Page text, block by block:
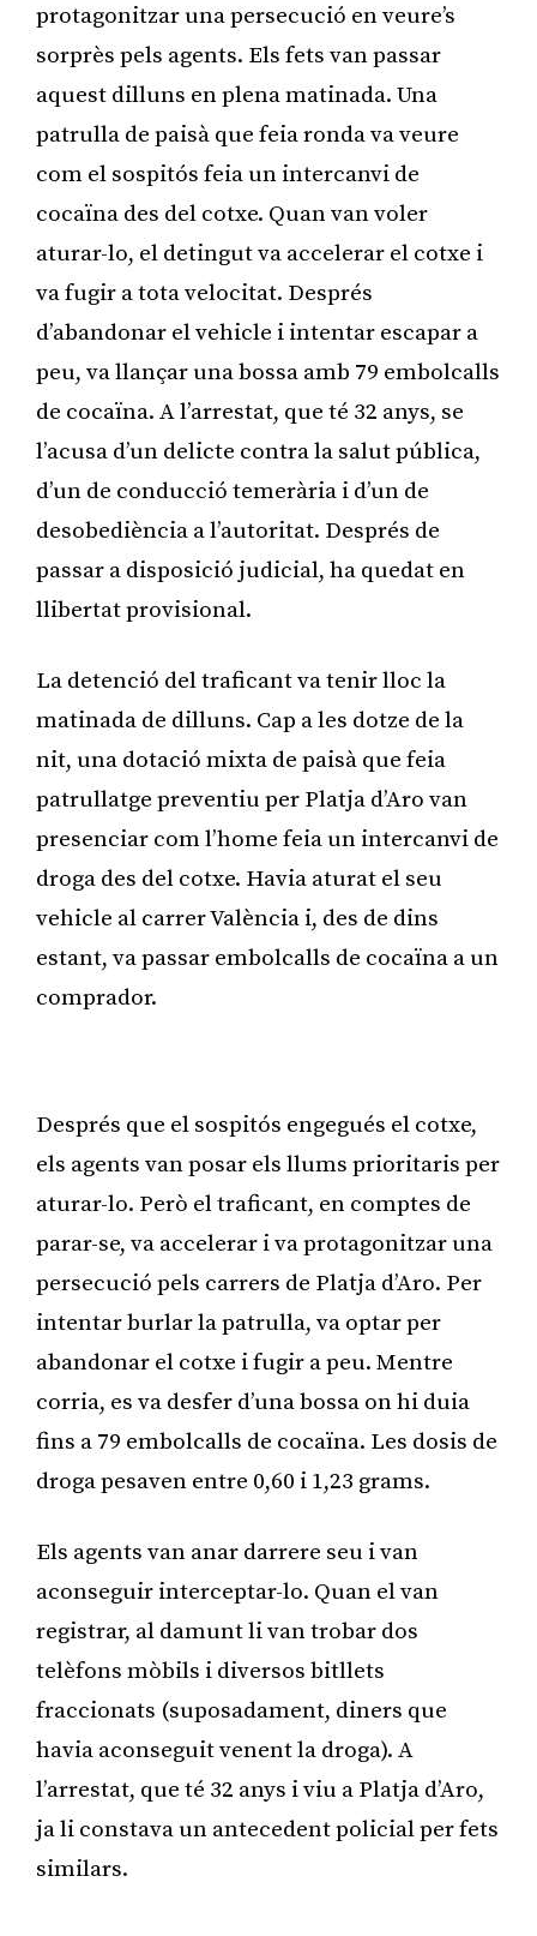
protagonitzar una persecució en veure’s
sorprès pels agents. Els fets van passar
aquest dilluns en plena matinada. Una
patrulla de paisà que feia ronda va veure
com el sospitós feia un intercanvi de
cocaïna des del cotxe. Quan van voler
aturar-lo, el detingut va accelerar el cotxe i
va fugir a tota velocitat. Després
d’abandonar el vehicle i intentar escapar a
peu, va llançar una bossa amb 79 embolcalls
de cocaïna. A l’arrestat, que té 32 anys, se
l’acusa d’un delicte contra la salut pública,
d’un de conducció temerària i d’un de
desobediència a l’autoritat. Després de
passar a disposició judicial, ha quedat en
llibertat provisional.
La detenció del traficant va tenir lloc la
matinada de dilluns. Cap a les dotze de la
nit, una dotació mixta de paisà que feia
patrullatge preventiu per Platja d’Aro van
presenciar com l’home feia un intercanvi de
droga des del cotxe. Havia aturat el seu
vehicle al carrer València i, des de dins
estant, va passar embolcalls de cocaïna a un
comprador.
Després que el sospitós engegués el cotxe,
els agents van posar els llums prioritaris per
aturar-lo. Però el traficant, en comptes de
parar-se, va accelerar i va protagonitzar una
persecució pels carrers de Platja d’Aro. Per
intentar burlar la patrulla, va optar per
abandonar el cotxe i fugir a peu. Mentre
corria, es va desfer d’una bossa on hi duia
fins a 79 embolcalls de cocaïna. Les dosis de
droga pesaven entre 0,60 i 1,23 grams.
Els agents van anar darrere seu i van
aconseguir interceptar-lo. Quan el van
registrar, al damunt li van trobar dos
telèfons mòbils i diversos bitllets
fraccionats (suposadament, diners que
havia aconseguit venent la droga). A
l’arrestat, que té 32 anys i viu a Platja d’Aro,
ja li constava un antecedent policial per fets
similars.